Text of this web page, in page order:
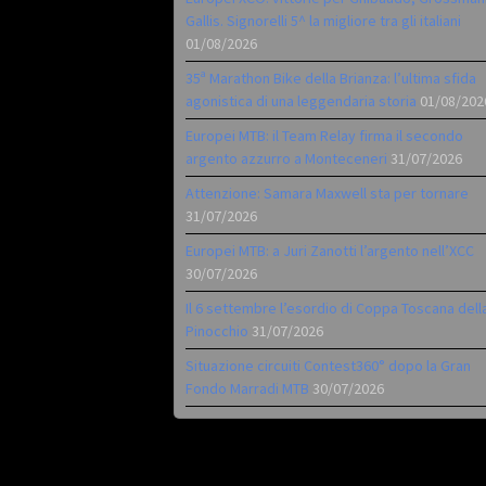
Gallis. Signorelli 5^ la migliore tra gli italiani
01/08/2026
35ª Marathon Bike della Brianza: l’ultima sfida
agonistica di una leggendaria storia 01/08/
Europei MTB: il Team Relay firma il secondo
argento azzurro a Monteceneri 31/07/2026
Attenzione: Samara Maxwell sta per tornare
31/07/2026
Europei MTB: a Juri Zanotti l’argento nell’XCC
30/07/2026
Il 6 settembre l’esordio di Coppa Toscana
Pinocchio 31/07/2026
Situazione circuiti Contest360° dopo la Gran
Fondo Marradi MTB 30/07/2026